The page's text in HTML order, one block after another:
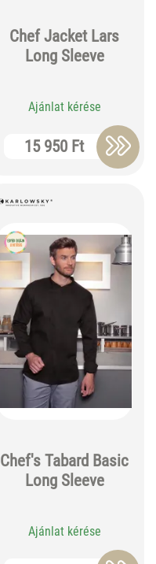
Chef Jacket Lars
Long Sleeve
Ajánlat kérése
15 950 Ft
Chef's Tabard Basic
Long Sleeve
Ajánlat kérése